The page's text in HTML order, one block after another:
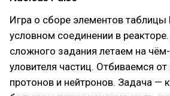
Игра о сборе элементов
условном соединении в
сложного задания летаем на
уловителя частиц. Отбиваемся
протонов и нейтронов. Задача —